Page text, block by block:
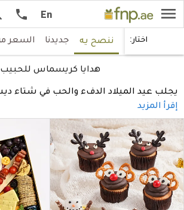
menu
En
call
هدايا كريسماس للحبيب
يجلب عيد الميلاد الدفء والحب في شتاء
إقرأ المزيد
اختار: ننصح يه جديدنا السعر